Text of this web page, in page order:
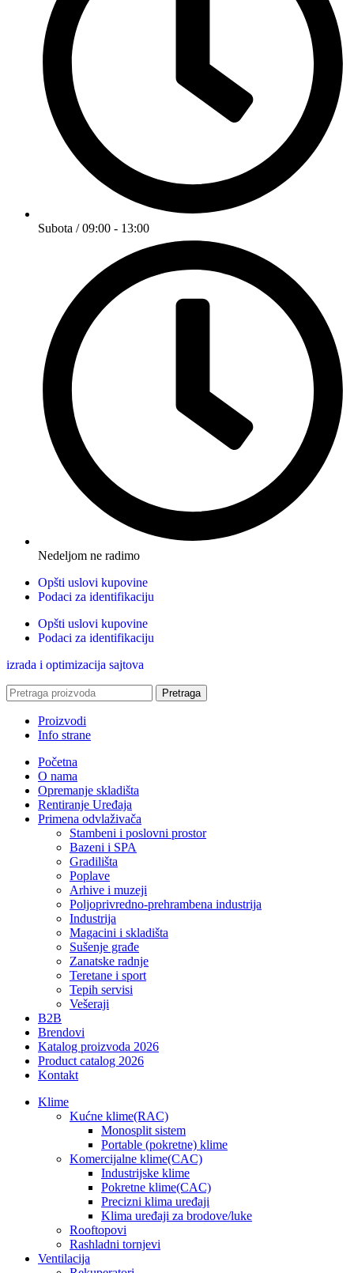
Subota / 09:00 - 13:00
Nedeljom ne radimo
Opšti uslovi kupovine
Podaci za identifikaciju
Opšti uslovi kupovine
Podaci za identifikaciju
izrada i optimizacija sajtova
Pretraga
Proizvodi
Info strane
Početna
O nama
Opremanje skladišta
Rentiranje Uređaja
Primena odvlaživača
Stambeni i poslovni prostor
Bazeni i SPA
Gradilišta
Poplave
Arhive i muzeji
Poljoprivredno-prehrambena industrija
Industrija
Magacini i skladišta
Sušenje građe
Zanatske radnje
Teretane i sport
Tepih servisi
Vešeraji
B2B
Brendovi
Katalog proizvoda 2026
Product catalog 2026
Kontakt
Klime
Kućne klime(RAC)
Monosplit sistem
Portable (pokretne) klime
Komercijalne klime(CAC)
Industrijske klime
Pokretne klime(CAC)
Precizni klima uređaji
Klima uređaji za brodove/luke
Rooftopovi
Rashladni tornjevi
Ventilacija